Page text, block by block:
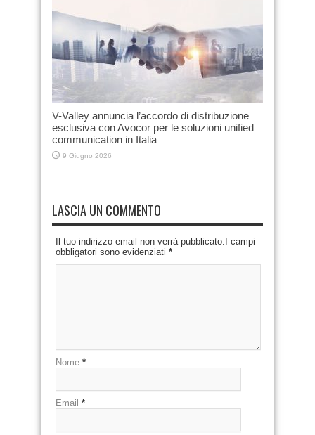
V-Valley annuncia l’accordo di distribuzione
esclusiva con Avocor per le soluzioni unified
communication in Italia
9 Giugno 2026
LASCIA UN COMMENTO
Il tuo indirizzo email non verrà pubblicato.I campi
obbligatori sono evidenziati *
Nome *
Email *